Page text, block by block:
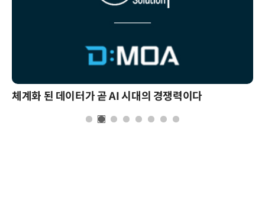
체계화 된 데이터가 곧 AI 시대의 경쟁력이다